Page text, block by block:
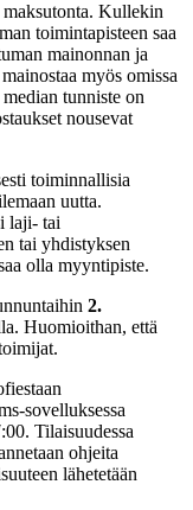
maksutonta. Kullekin
toimintapisteen saa
mainonnan ja
myös omissa
tunniste on
nousevat
toiminnallisia
uutta.
laji- tai
tai yhdistyksen
olla myyntipiste.
2.
Huomioithan, että
sovelluksessa
Tilaisuudessa
ohjeita
lähetetään